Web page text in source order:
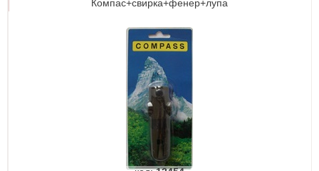
Компас+свирка+фенер+лупа